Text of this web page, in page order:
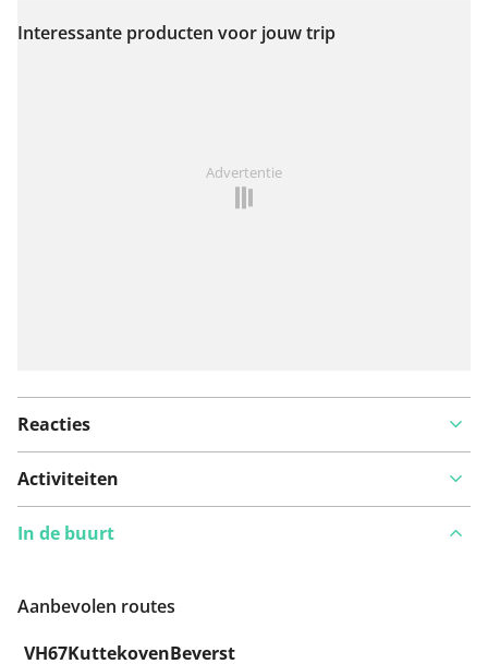
Bekijk op kaart
Interessante producten voor jouw trip
Advertentie
Reacties
Activiteiten
In de buurt
Aanbevolen routes
VH67KuttekovenBeverst